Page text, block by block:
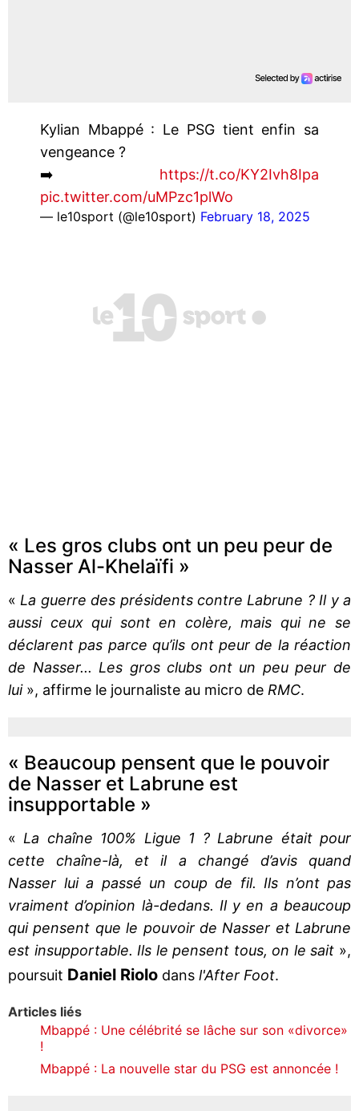
Kylian Mbappé : Le PSG tient enfin sa
vengeance ?
➡️ https://t.co/KY2Ivh8Ipa
pic.twitter.com/uMPzc1plWo
— le10sport (@le10sport) February 18, 2025
« Les gros clubs ont un peu peur de
Nasser Al-Khelaïfi »
« La guerre des présidents contre Labrune ? Il y a
aussi ceux qui sont en colère, mais qui ne se
déclarent pas parce qu’ils ont peur de la réaction
de Nasser... Les gros clubs ont un peu peur de
lui», affirme le journaliste au micro de RMC.
« Beaucoup pensent que le pouvoir
de Nasser et Labrune est
insupportable »
« La chaîne 100% Ligue 1 ? Labrune était pour
cette chaîne-là, et il a changé d’avis quand
Nasser lui a passé un coup de fil. Ils n’ont pas
vraiment d’opinion là-dedans. Il y en a beaucoup
qui pensent que le pouvoir de Nasser et Labrune
est insupportable. Ils le pensent tous, on le sait »,
poursuit Daniel Riolo dans l'After Foot.
Articles liés
Mbappé : Une célébrité se lâche sur son «divorce»
!
Mbappé : La nouvelle star du PSG est annoncée !